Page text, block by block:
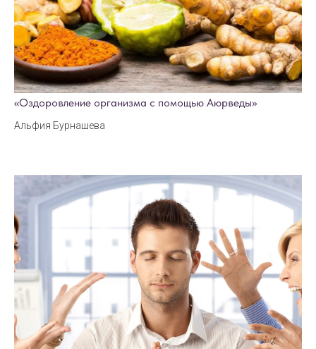
«Оздоровление организма с помощью Аюрведы»
Альфия Бурнашева